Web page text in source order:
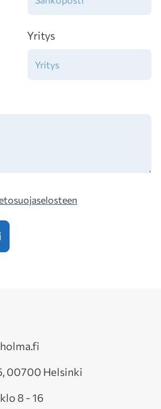
Yritys
00700 Helsinki
8 - 16